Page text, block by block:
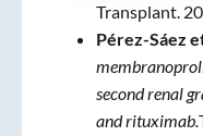
Transplant.
Pérez-Sáez
second renal
and rituximab.